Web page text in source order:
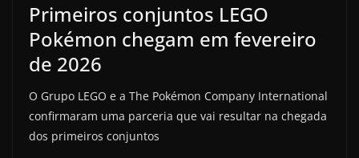
Primeiros conjuntos LEGO
Pokémon chegam em fevereiro
de 2026
O Grupo LEGO e a The Pokémon Company International
confirmaram uma parceria que vai resultar na chegada
dos primeiros conjuntos